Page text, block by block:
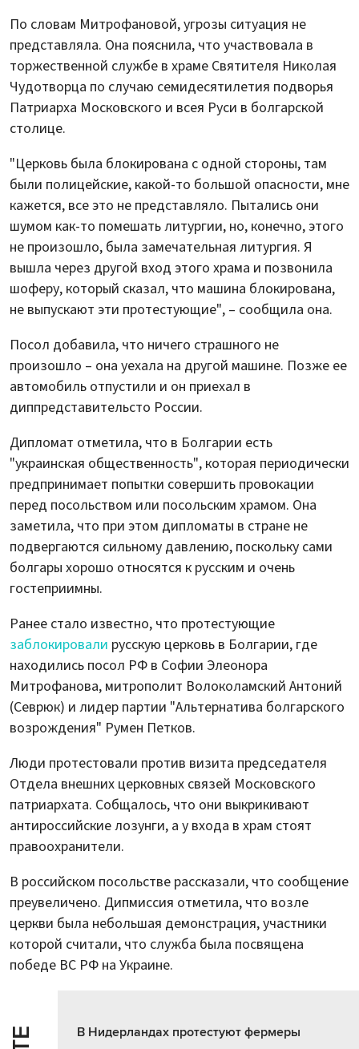
По словам Митрофановой, угрозы ситуация не
представляла. Она пояснила, что участвовала в
торжественной службе в храме Святителя Николая
Чудотворца по случаю семидесятилетия подворья
Патриарха Московского и всея Руси в болгарской
столице.
"Церковь была блокирована с одной стороны, там
были полицейские, какой-то большой опасности, мне
кажется, все это не представляло. Пытались они
шумом как-то помешать литургии, но, конечно, этого
не произошло, была замечательная литургия. Я
вышла через другой вход этого храма и позвонила
шоферу, который сказал, что машина блокирована,
не выпускают эти протестующие", – сообщила она.
Посол добавила, что ничего страшного не
произошло – она уехала на другой машине. Позже ее
автомобиль отпустили и он приехал в
диппредставительсто России.
Дипломат отметила, что в Болгарии есть
"украинская общественность", которая периодически
предпринимает попытки совершить провокации
перед посольством или посольским храмом. Она
заметила, что при этом дипломаты в стране не
подвергаются сильному давлению, поскольку сами
болгары хорошо относятся к русским и очень
гостеприимны.
Ранее стало известно, что протестующие
заблокировали русскую церковь в Болгарии, где
находились посол РФ в Софии Элеонора
Митрофанова, митрополит Волоколамский Антоний
(Севрюк) и лидер партии "Альтернатива болгарского
возрождения" Румен Петков.
Люди протестовали против визита председателя
Отдела внешних церковных связей Московского
патриархата. Собщалось, что они выкрикивают
антироссийские лозунги, а у входа в храм стоят
правоохранители.
В российском посольстве рассказали, что сообщение
преувеличено. Дипмиссия отметила, что возле
церкви была небольшая демонстрация, участники
которой считали, что служба была посвящена
победе ВС РФ на Украине.
В Нидерландах протестуют фермеры